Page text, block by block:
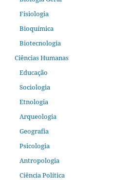
Fisiologia
Bioquímica
Biotecnologia
Ciências Humanas
Educação
Sociologia
Etnologia
Arqueologia
Geografia
Psicologia
Antropologia
Ciência Política